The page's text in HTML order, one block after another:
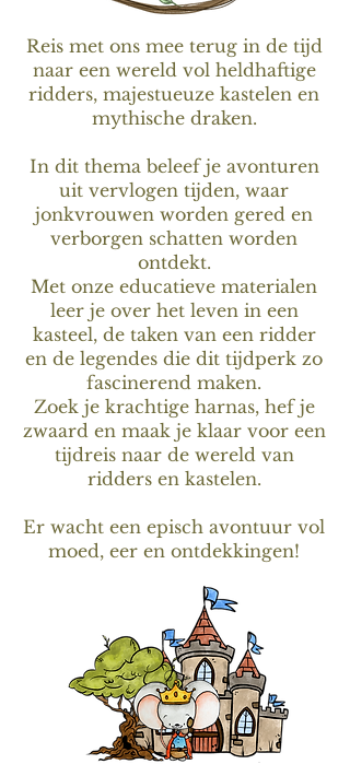
Reis met ons mee terug in de tijd
naar een wereld vol heldhaftige
ridders, majestueuze kastelen en
mythische draken.
In dit thema beleef je avonturen
uit vervlogen tijden, waar
jonkvrouwen worden gered en
verborgen schatten worden
ontdekt.
Met onze educatieve materialen
leer je over het leven in een
kasteel, de taken van een ridder
en de legendes die dit tijdperk zo
fascinerend maken.
Zoek je krachtige harnas, hef je
zwaard en maak je klaar voor een
tijdreis naar de wereld van
ridders en kastelen.
Er wacht een episch avontuur vol
moed, eer en ontdekkingen!